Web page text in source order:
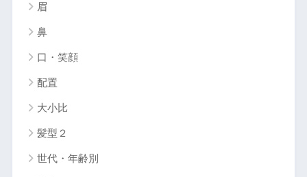
眉
鼻
口・笑顔
配置
大小比
髪型２
世代・年齢別